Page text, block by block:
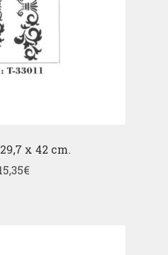
x 42 cm.
€